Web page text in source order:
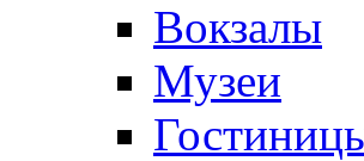
Вокзалы
Музеи